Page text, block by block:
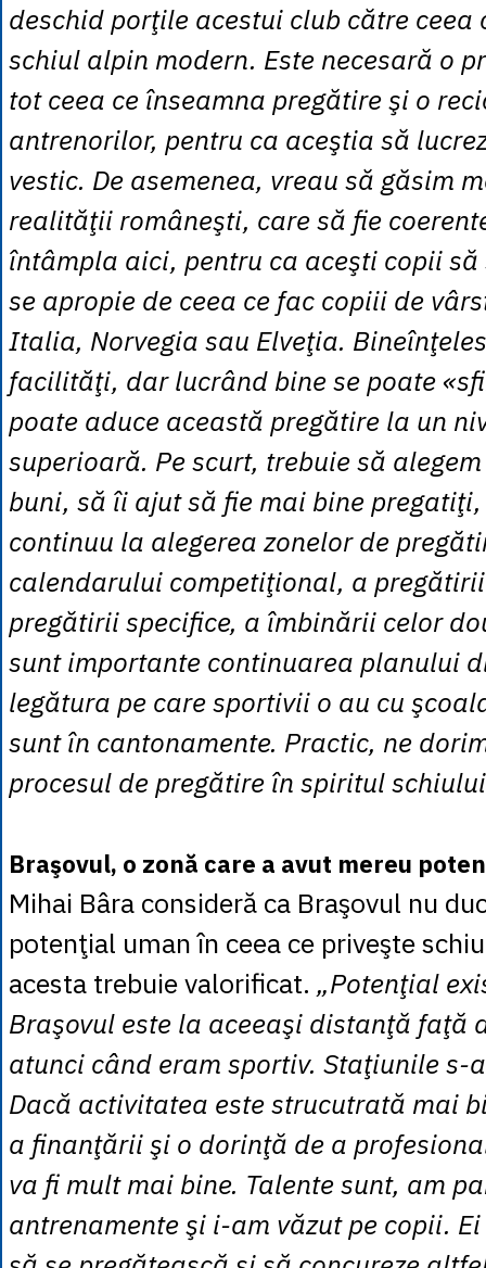
deschid porţile acestui club către ceea
schiul alpin modern. Este necesară o
tot ceea ce înseamna pregătire şi o
antrenorilor, pentru ca aceştia să
vestic. De asemenea, vreau să găsim
realităţii româneşti, care să fie
întâmpla aici, pentru ca aceşti copii să
se apropie de ceea ce fac copiii de
Italia, Norvegia sau Elveţia.
facilităţi, dar lucrând bine se poate
poate aduce această pregătire la un
superioară. Pe scurt, trebuie să
buni, să îi ajut să fie mai bine
continuu la alegerea zonelor de
calendarului competiţional, a
pregătirii specifice, a îmbinării celor
sunt importante continuarea planului
legătura pe care sportivii o au cu
sunt în cantonamente. Practic, ne
procesul de pregătire în spiritul
Braşovul, o zonă care a avut mereu
Mihai Bâra consideră ca Braşovul nu
potenţial uman în ceea ce priveşte
acesta trebuie valorificat. „Potenţial
Braşovul este la aceeaşi distanţă faţă
atunci când eram sportiv. Staţiunile s-
Dacă activitatea este strucutrată mai
a finanţării şi o dorinţă de a
va fi mult mai bine. Talente sunt, am
antrenamente şi i-am văzut pe copii.